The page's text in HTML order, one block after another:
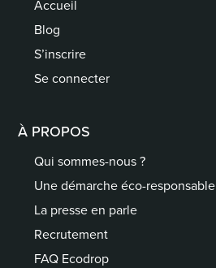
Accueil
Blog
S’inscrire
Se connecter
À PROPOS
Qui sommes-nous ?
Une démarche éco-responsable
La presse en parle
Recrutement
FAQ Ecodrop